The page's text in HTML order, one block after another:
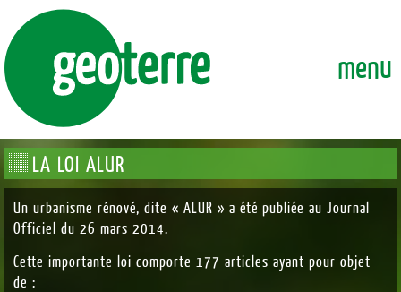
ENSEMBLE, FAÇONNONS DURABLEMENT LA VILLE DE
menu
LA LOI ALUR
Un urbanisme rénové, dite « ALUR » a été publiée au Journal
Officiel du 26 mars 2014.
Cette importante loi comporte 177 articles ayant pour objet
de :